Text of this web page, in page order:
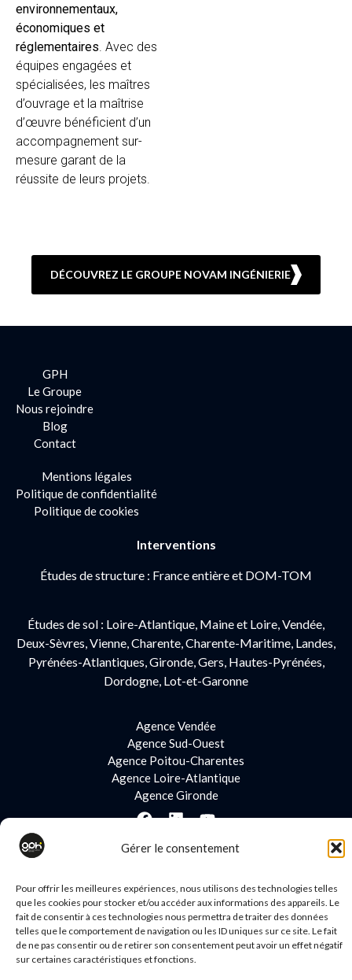
Gérer le consentement
Pour offrir les meilleures expériences, nous utilisons des technologies telles
que les cookies pour stocker et/ou accéder aux informations des appareils. Le
fait de consentir à ces technologies nous permettra de traiter des données
telles que le comportement de navigation ou les ID uniques sur ce site. Le fait
de ne pas consentir ou de retirer son consentement peut avoir un effet négatif
sur certaines caractéristiques et fonctions.
environnementaux,
économiques et
réglementaires . Avec des
équipes engagées et
spécialisées, les maîtres
d’ouvrage et la maîtrise
d’œuvre bénéficient d’un
accompagnement sur-
mesure garant de la
réussite de leurs projets.
DÉCOUVREZ LE GROUPE NOVAM INGÉNIERIE
GPH
Le Groupe
Nous rejoindre
Blog
Contact
Mentions légales
Politique de confidentialité
Politique de cookies
Interventions
Études de structure : France entière et DOM-TOM
Études de sol : Loire-Atlantique, Maine et Loire, Vendée,
Deux-Sèvres, Vienne, Charente, Charente-Maritime, Landes,
Pyrénées-Atlantiques, Gironde, Gers, Hautes-Pyrénées,
Dordogne, Lot-et-Garonne
Agence Vendée
Agence Sud-Ouest
Agence Poitou-Charentes
Agence Loire-Atlantique
Agence Gironde